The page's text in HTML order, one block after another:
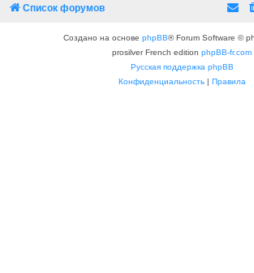
Список форумов
Создано на основе phpBB® Forum Software ©
prosilver French edition phpBB-fr.com
Русская поддержка phpBB
Конфиденциальность| Правила